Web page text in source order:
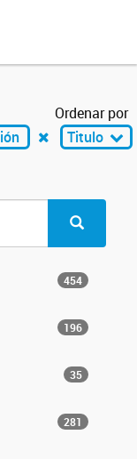
Ordenar por
Titulo
454
196
35
281